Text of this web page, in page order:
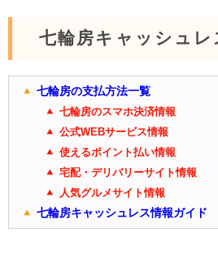
七輪房キャッシュレ
七輪房の支払方法一覧
七輪房のスマホ決済情報
公式WEBサービス情報
使えるポイント払い情報
宅配・デリバリーサイト情報
人気グルメサイト情報
七輪房キャッシュレス情報ガイド